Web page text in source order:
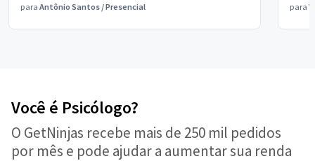
para Antônio Santos /Presencial para
Você é Psicólogo?
O GetNinjas recebe mais de 250 mil pedidos
por mês e pode ajudar a aumentar sua renda